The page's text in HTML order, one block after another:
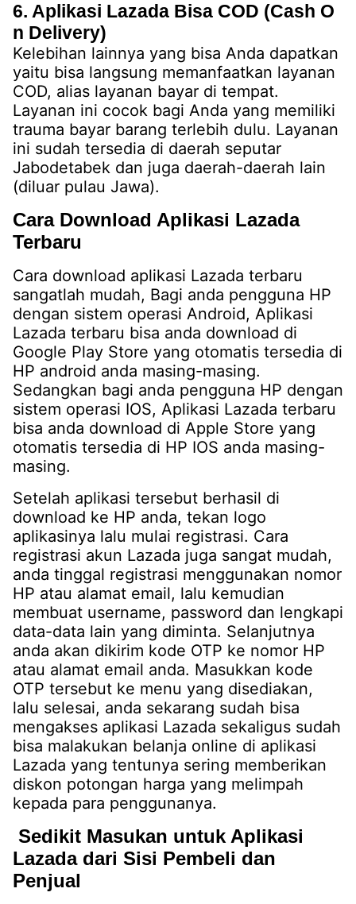
6. Aplikasi Lazada Bisa COD (Cash O
n Delivery)
Kelebihan lainnya yang bisa Anda dapatkan
yaitu bisa langsung memanfaatkan layanan
COD, alias layanan bayar di tempat.
Layanan ini cocok bagi Anda yang memiliki
trauma bayar barang terlebih dulu. Layanan
ini sudah tersedia di daerah seputar
Jabodetabek dan juga daerah-daerah lain
(diluar pulau Jawa).
Cara Download Aplikasi Lazada
Terbaru
Cara download aplikasi Lazada terbaru
sangatlah mudah, Bagi anda pengguna HP
dengan sistem operasi Android, Aplikasi
Lazada terbaru bisa anda download di
Google Play Store yang otomatis tersedia di
HP android anda masing-masing.
Sedangkan bagi anda pengguna HP dengan
sistem operasi IOS, Aplikasi Lazada terbaru
bisa anda download di Apple Store yang
otomatis tersedia di HP IOS anda masing-
masing.
Setelah aplikasi tersebut berhasil di
download ke HP anda, tekan logo
aplikasinya lalu mulai registrasi. Cara
registrasi akun Lazada juga sangat mudah,
anda tinggal registrasi menggunakan nomor
HP atau alamat email, lalu kemudian
membuat username, password dan lengkapi
data-data lain yang diminta. Selanjutnya
anda akan dikirim kode OTP ke nomor HP
atau alamat email anda. Masukkan kode
OTP tersebut ke menu yang disediakan,
lalu selesai, anda sekarang sudah bisa
mengakses aplikasi Lazada sekaligus sudah
bisa malakukan belanja online di aplikasi
Lazada yang tentunya sering memberikan
diskon potongan harga yang melimpah
kepada para penggunanya.
Sedikit Masukan untuk Aplikasi
Lazada dari Sisi Pembeli dan
Penjual